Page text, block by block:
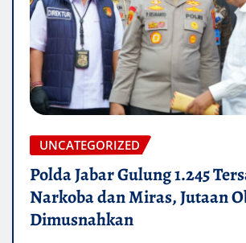
UNCATEGORIZED
Polda Jabar Gulung 1.245
Narkoba dan Miras, Jutaan
Dimusnahkan